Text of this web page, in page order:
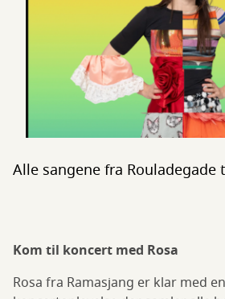
Alle sangene fra Rouladegade
Kom til koncert med Rosa
Rosa fra Ramasjang er klar med